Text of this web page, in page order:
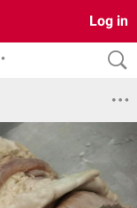
Log in